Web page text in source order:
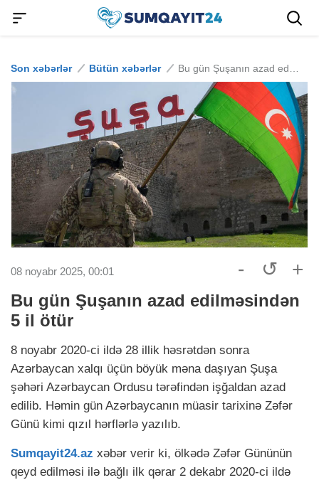
Son xəbərlər Bütün xəbərlər
08 noyabr 2025, 00:01 - ↺ +
Bu gün Şuşanın azad edilməsindən
5 il ötür
8 noyabr 2020-ci ildə 28 illik həsrətdən sonra
Azərbaycan xalqı üçün böyük məna daşıyan Şuşa
şəhəri Azərbaycan Ordusu tərəfindən işğaldan azad
edilib. Həmin gün Azərbaycanın müasir tarixinə Zəfər
Günü kimi qızıl hərflərlə yazılıb.
Sumqayit24.az xəbər verir ki, ölkədə Zəfər Gününün
qeyd edilməsi ilə bağlı ilk qərar 2 dekabr 2020-ci ildə